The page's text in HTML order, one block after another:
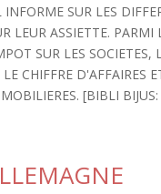
SUR LES
LEUR ASSIETTE.
SUR LES
CHIFFRE D'AFFAIRES
[BIBLI